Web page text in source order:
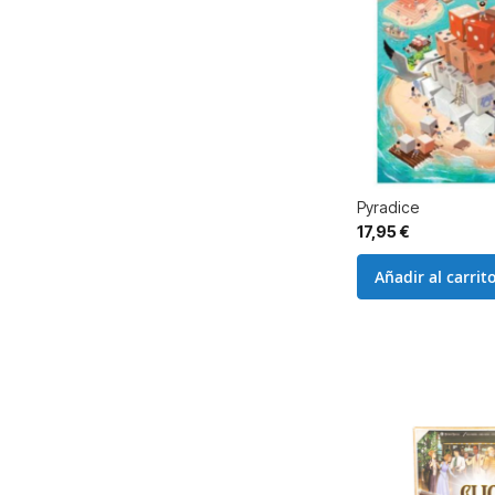
Pyradice
17,95 €
Añadir al carrito